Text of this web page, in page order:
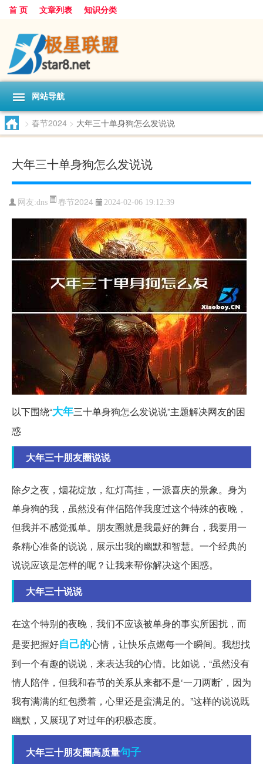
首 页 文章列表 知识分类
网站导航
> 春节2024 > 大年三十单身狗怎么发说说
大年三十单身狗怎么发说说
网友:dns 春节2024 2024-02-06 19:12:39
以下围绕“大年三十单身狗怎么发说说”主题解决网友的困
惑
大年三十朋友圈说说
除夕之夜，烟花绽放，红灯高挂，一派喜庆的景象。身为
单身狗的我，虽然没有伴侣陪伴我度过这个特殊的夜晚，
但我并不感觉孤单。朋友圈就是我最好的舞台，我要用一
条精心准备的说说，展示出我的幽默和智慧。一个经典的
说说应该是怎样的呢？让我来帮你解决这个困惑。
大年三十说说
在这个特别的夜晚，我们不应该被单身的事实所困扰，而
是要把握好自己的心情，让快乐点燃每一个瞬间。我想找
到一个有趣的说说，来表达我的心情。比如说，“虽然没有
情人陪伴，但我和春节的关系从来都不是‘一刀两断’，因为
我有满满的红包攒着，心里还是蛮满足的。”这样的说说既
幽默，又展现了对过年的积极态度。
大年三十朋友圈高质量句子